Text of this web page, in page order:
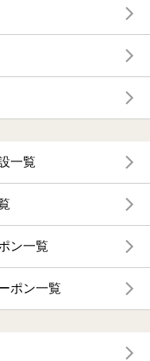
一覧
ン一覧
ポン一覧